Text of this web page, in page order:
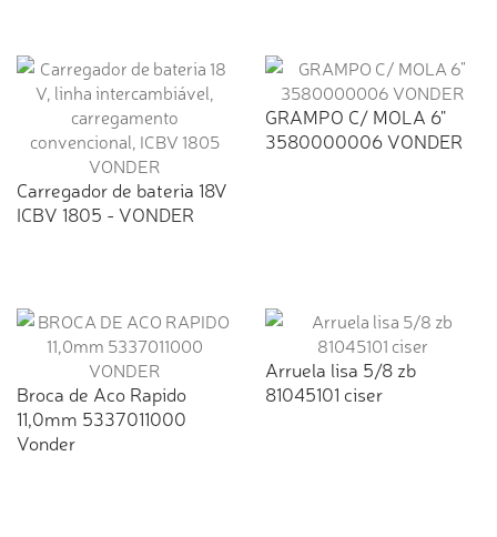
Carregador de bateria 18V
ICBV 1805 - VONDER
GRAMPO C/ MOLA 6"
3580000006 VONDER
Broca de Aco Rapido
11,0mm 5337011000
Vonder
Arruela lisa 5/8 zb
81045101 ciser